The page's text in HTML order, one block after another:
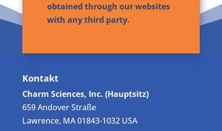
obtained through our websites
with any third party.
Kontakt
Charm Sciences, Inc. (Hauptsitz)
659 Andover Straße
Lawrence, MA 01843-1032 USA